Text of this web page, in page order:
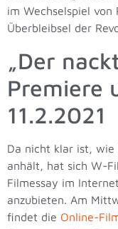
im Wechselspiel von
Überbleibsel der
„Der
Premiere
11.2.2021
Da nicht klar ist, wie
anhält, hat sich W-
Filmessay im
anzubieten. Am
findet die Online-